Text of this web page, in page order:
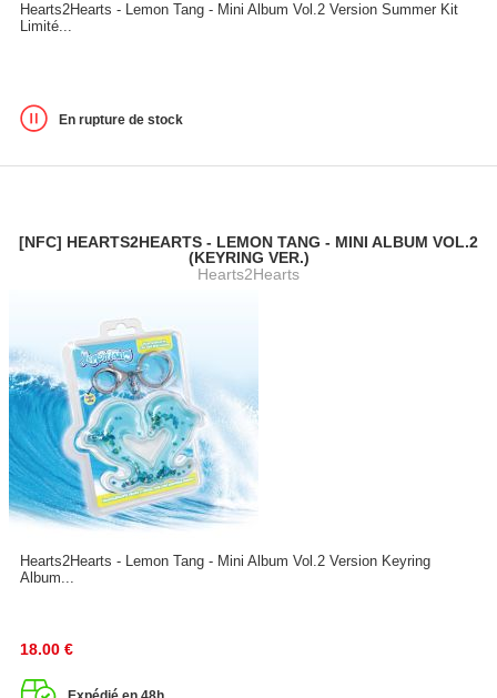
Hearts2Hearts - Lemon Tang - Mini Album Vol.2 Version Summer Kit
Limité...
En rupture de stock
[NFC] HEARTS2HEARTS - LEMON TANG - MINI ALBUM VOL.2
(KEYRING VER.)
Hearts2Hearts
Hearts2Hearts - Lemon Tang - Mini Album Vol.2 Version Keyring
Album...
18.00 €